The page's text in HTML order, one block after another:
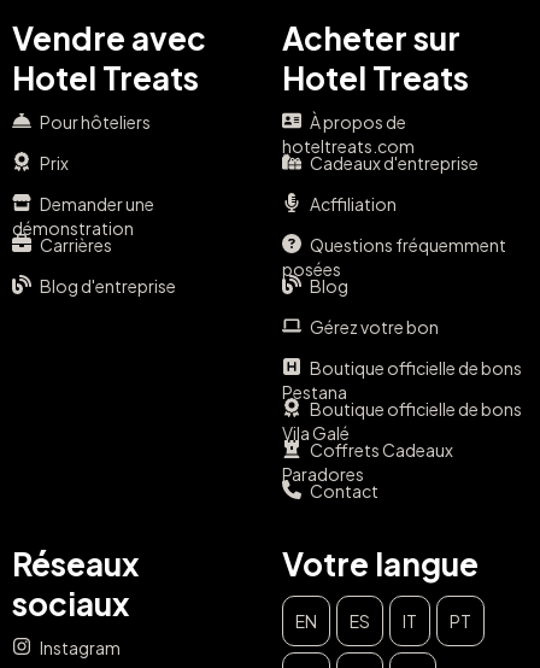
Vendre avec
Hotel Treats
Pour hôteliers
Prix
Demander une
démonstration
Carrières
Blog d'entreprise
Acheter sur
Hotel Treats
À propos de
hoteltreats.com
Cadeaux d'entreprise
Acffiliation
Questions fréquemment
posées
Blog
Gérez votre bon
Boutique officielle de bons
Pestana
Boutique officielle de bons
Vila Galé
Coffrets Cadeaux
Paradores
Contact
Réseaux
sociaux
Instagram
Votre langue
EN ES IT PT